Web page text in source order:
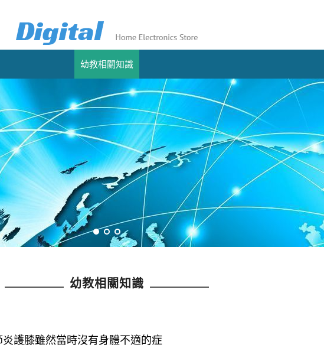
幼教相關知識
幼教相關知識
護膝雖然當時沒有身體不適的症